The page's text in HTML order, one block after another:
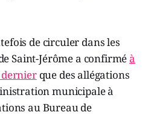
de circuler dans les
Saint-Jérôme a confirméà
dernierque des allégations
municipale à
au Bureau de